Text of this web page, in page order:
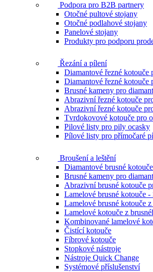
Podpora pro B2B partnery
Otočné pultové stojany
Otočné podlahové stojany
Panelové stojany
Produkty pro podporu
Řezání a pílení
Diamantové řezné kotouče
Diamantové řezné kotouče
Brusné kameny pro
Abrazivní řezné kotouče
Abrazivní řezné kotouče
Tvrdokovové kotouče pro
Pilové listy pro pily ocasky
Pílové listy pro přímočaré
Broušení a leštění
Diamantové brusné
Brusné kameny pro
Abrazivní brusné kotouče
Lamelové brusné kotouče -
Lamelové brusné kotouče
Lamelové kotouče z
Kombinované lamelové
Čistící kotouče
Fíbrové kotouče
Stopkové nástroje
Nástroje Quick Change
Systémové příslušenství